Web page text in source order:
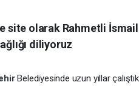
site olarak Rahmetli
diliyoruz
Belediyesinde uzun yıllar